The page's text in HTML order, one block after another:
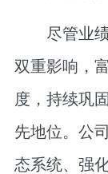
尽管业绩
双重影响，
度，持续巩
先地位。公
态系统、强